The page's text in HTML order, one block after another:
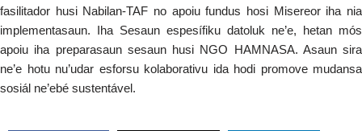
fasilitador husi Nabilan-TAF no apoiu fundus hosi Misereor iha nia
implementasaun. Iha Sesaun espesífiku datoluk ne’e, hetan mós
apoiu iha preparasaun sesaun husi NGO HAMNASA. Asaun sira
ne’e hotu nu’udar esforsu kolaborativu ida hodi promove mudansa
sosiál ne’ebé sustentável.